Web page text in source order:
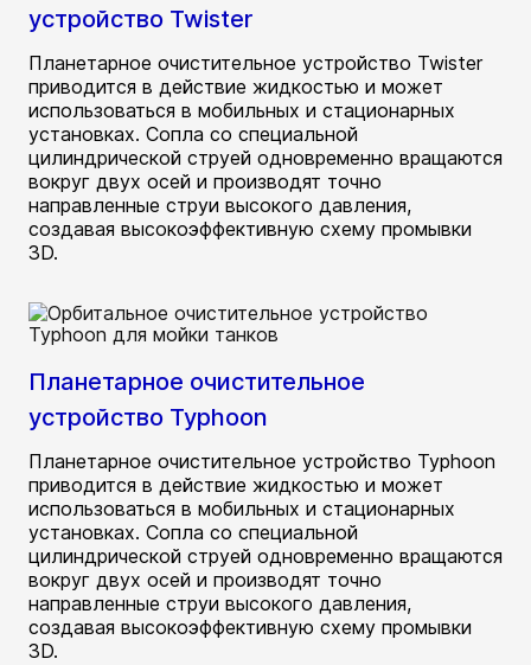
устройство Twister
Планетарное очистительное устройство Twister
приводится в действие жидкостью и может
использоваться в мобильных и стационарных
установках. Сопла со специальной
цилиндрической струей одновременно вращаются
вокруг двух осей и производят точно
направленные струи высокого давления,
создавая высокоэффективную схему промывки
3D.
Планетарное очистительное
устройство Typhoon
Планетарное очистительное устройство Typhoon
приводится в действие жидкостью и может
использоваться в мобильных и стационарных
установках. Сопла со специальной
цилиндрической струей одновременно вращаются
вокруг двух осей и производят точно
направленные струи высокого давления,
создавая высокоэффективную схему промывки
3D.